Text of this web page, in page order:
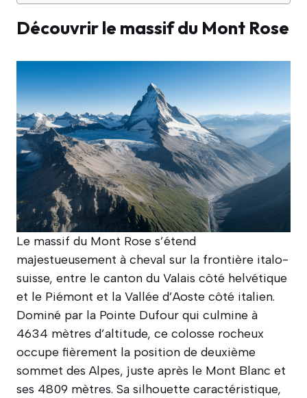
Découvrir le massif du Mont Rose
Le massif du Mont Rose s’étend
majestueusement à cheval sur la frontière italo-
suisse, entre le canton du Valais côté helvétique
et le Piémont et la Vallée d’Aoste côté italien.
Dominé par la Pointe Dufour qui culmine à
4634 mètres d’altitude, ce colosse rocheux
occupe fièrement la position de deuxième
sommet des Alpes, juste après le Mont Blanc et
ses 4809 mètres. Sa silhouette caractéristique,